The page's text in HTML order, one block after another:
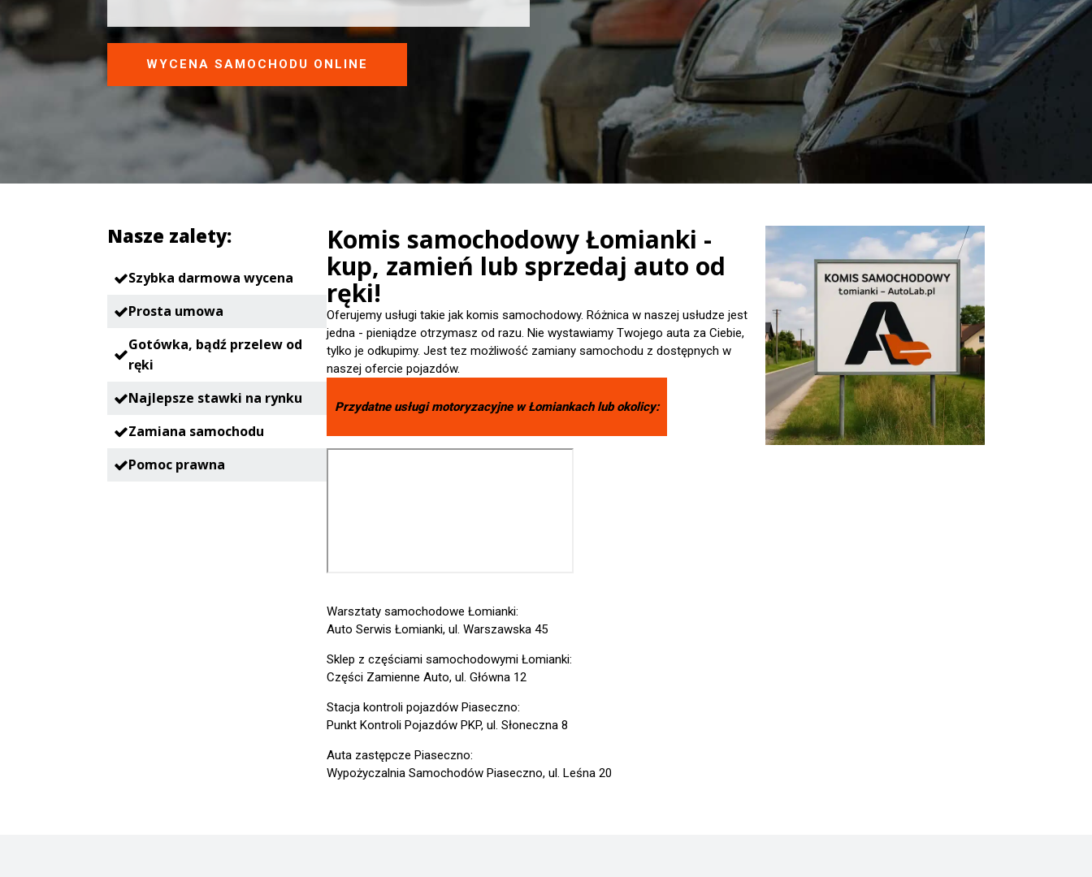
WYCENA SAMOCHODU ONLINE
Nasze zalety:
Szybka darmowa wycena
Prosta umowa
Gotówka, bądź przelew od
ręki
Najlepsze stawki na rynku
Zamiana samochodu
Pomoc prawna
Komis samochodowy Łomianki -
kup, zamień lub sprzedaj auto od
ręki!
Oferujemy usługi takie jak komis samochodowy. Różnica w naszej usłudze jest
jedna - pieniądze otrzymasz od razu. Nie wystawiamy Twojego auta za Ciebie,
tylko je odkupimy. Jest tez możliwość zamiany samochodu z dostępnych w
naszej ofercie pojazdów.
Przydatne usługi motoryzacyjne wŁomiankachlub okolicy:
Warsztaty samochodowe Łomianki:
Auto Serwis Łomianki, ul. Warszawska 45
Sklep z częściami samochodowymi Łomianki:
Części Zamienne Auto, ul. Główna 12
Stacja kontroli pojazdów Piaseczno:
Punkt Kontroli Pojazdów PKP, ul. Słoneczna 8
Auta zastępcze Piaseczno:
Wypożyczalnia Samochodów Piaseczno, ul. Leśna 20